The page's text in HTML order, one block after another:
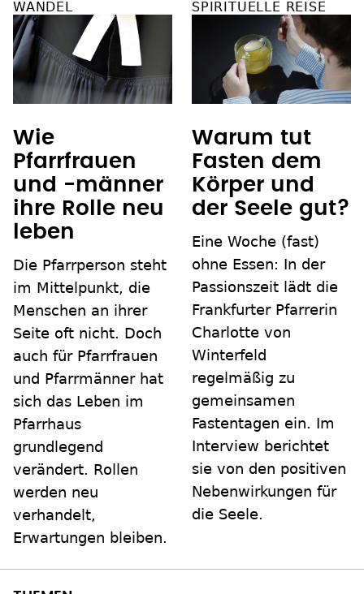
WANDEL
Wie
Pfarrfrauen
und -männer
ihre Rolle neu
leben
Die Pfarrperson steht
im Mittelpunkt, die
Menschen an ihrer
Seite oft nicht. Doch
auch für Pfarrfrauen
und Pfarrmänner hat
sich das Leben im
Pfarrhaus
grundlegend
verändert. Rollen
werden neu
verhandelt,
Erwartungen bleiben.
SPIRITUELLE REISE
Warum tut
Fasten dem
Körper und
der Seele gut?
Eine Woche (fast)
ohne Essen: In der
Passionszeit lädt die
Frankfurter Pfarrerin
Charlotte von
Winterfeld
regelmäßig zu
gemeinsamen
Fastentagen ein. Im
Interview berichtet
sie von den positiven
Nebenwirkungen für
die Seele.